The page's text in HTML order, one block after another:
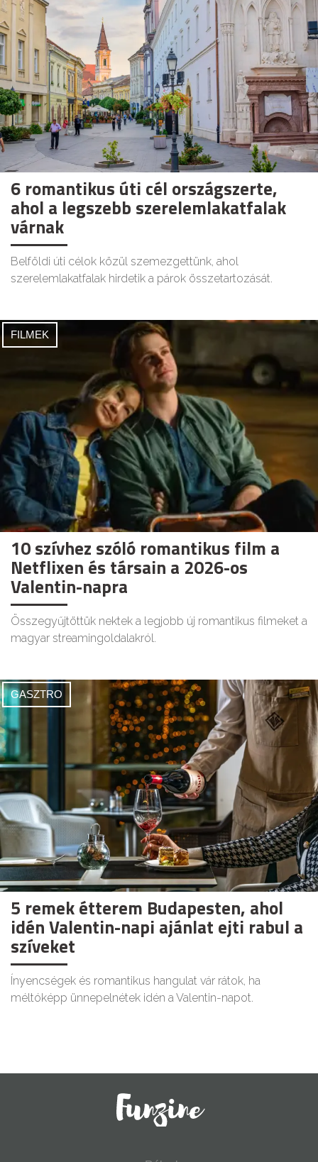
6 romantikus úti cél országszerte,
ahol a legszebb szerelemlakatfalak
várnak
Belföldi úti célok közül szemezgettünk, ahol
szerelemlakatfalak hirdetik a párok összetartozását.
FILMEK
10 szívhez szóló romantikus film a
Netflixen és társain a 2026-os
Valentin-napra
Összegyűjtöttük nektek a legjobb új romantikus filmeket a
magyar streamingoldalakról.
GASZTRO
5 remek étterem Budapesten, ahol
idén Valentin-napi ajánlat ejti rabul a
szíveket
Ínyencségek és romantikus hangulat vár rátok, ha
méltóképp ünnepelnétek idén a Valentin-napot.